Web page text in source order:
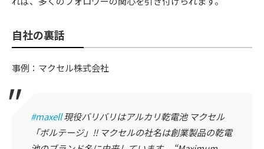
自社の裏話
事例：マクセル株式会社
#maxell現役バリバリはアルカリ乾電池 マクセル
「ボルテージ」‼️ マクセルの社名は創業製品の乾電